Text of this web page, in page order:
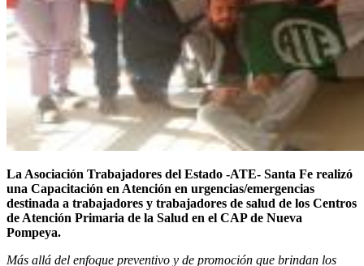
La Asociación Trabajadores del Estado -ATE- Santa Fe realizó
una Capacitación en Atención en urgencias/emergencias
destinada a trabajadores y trabajadores de salud de los Centros
de Atención Primaria de la Salud en el CAP de Nueva
Pompeya.
Más allá del enfoque preventivo y de promoción que brindan los